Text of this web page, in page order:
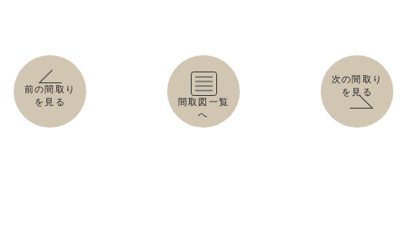
前の間取り
を見る
間取図一覧
へ
次の間取り
を見る